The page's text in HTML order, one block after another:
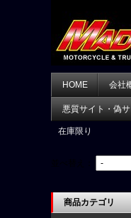
HOME 会社
悪質サイト・偽
在庫限り
商品カテゴリ